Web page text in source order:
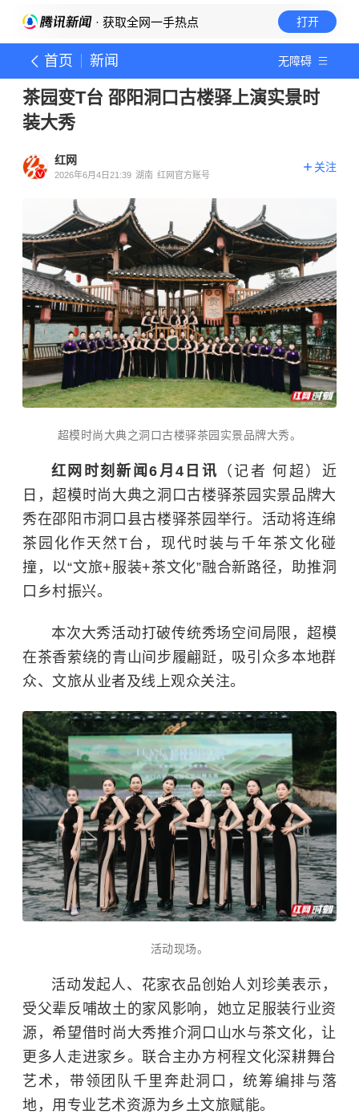
· 获取全网一手热点 打开
首页 新闻 无障碍
茶园变T台 邵阳洞口古楼驿上演实景时
装大秀
红网
2026年6月4日21:39 湖南 红网官方账号
关注
超模时尚大典之洞口古楼驿茶园实景品牌大秀。
红网时刻新闻6月4日讯 （记者 何超）近
日，超模时尚大典之洞口古楼驿茶园实景品牌大
秀在邵阳市洞口县古楼驿茶园举行。活动将连绵
茶园化作天然T台，现代时装与千年茶文化碰
撞，以“文旅+服装+茶文化”融合新路径，助推洞
口乡村振兴。
本次大秀活动打破传统秀场空间局限，超模
在茶香萦绕的青山间步履翩跹，吸引众多本地群
众、文旅从业者及线上观众关注。
活动现场。
活动发起人、花家衣品创始人刘珍美表示，
受父辈反哺故土的家风影响，她立足服装行业资
源，希望借时尚大秀推介洞口山水与茶文化，让
更多人走进家乡。联合主办方柯程文化深耕舞台
艺术，带领团队千里奔赴洞口，统筹编排与落
地，用专业艺术资源为乡土文旅赋能。